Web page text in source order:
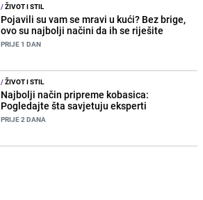
/ŽIVOT I STIL
Pojavili su vam se mravi u kući? Bez brige,
ovo su najbolji načini da ih se riješite
PRIJE 1 DAN
/ŽIVOT I STIL
Najbolji način pripreme kobasica:
Pogledajte šta savjetuju eksperti
PRIJE 2 DANA